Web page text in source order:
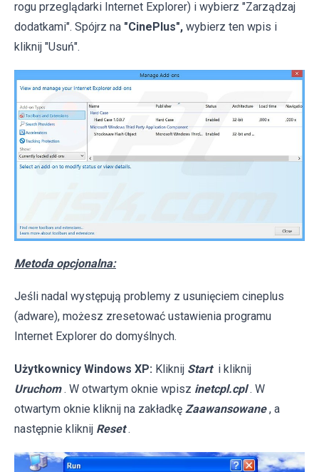
rogu przeglądarki Internet Explorer) i wybierz "Zarządzaj
dodatkami". Spójrz na "CinePlus", wybierz ten wpis i
kliknij "Usuń".
Metoda opcjonalna:
Jeśli nadal występują problemy z usunięciem cineplus
(adware), możesz zresetować ustawienia programu
Internet Explorer do domyślnych.
Użytkownicy Windows XP: Kliknij Start i kliknij
Uruchom . W otwartym oknie wpisz inetcpl.cpl . W
otwartym oknie kliknij na zakładkę Zaawansowane , a
następnie kliknij Reset .